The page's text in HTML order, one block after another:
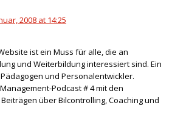
2008 at 14:25
ist ein Muss für alle, die an
und Weiterbildung interessiert sind. Ein
und Personalentwickler.
Podcast # 4 mit den
über Bilcontrolling, Coaching und